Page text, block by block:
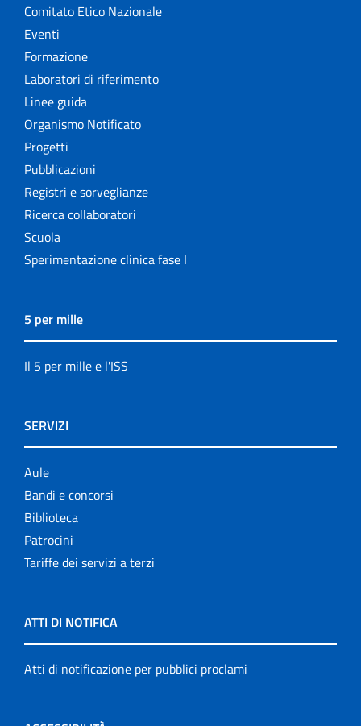
Comitato Etico Nazionale
Eventi
Formazione
Laboratori di riferimento
Linee guida
Organismo Notificato
Progetti
Pubblicazioni
Registri e sorveglianze
Ricerca collaboratori
Scuola
Sperimentazione clinica fase I
5 per mille
Il 5 per mille e l'ISS
SERVIZI
Aule
Bandi e concorsi
Biblioteca
Patrocini
Tariffe dei servizi a terzi
ATTI DI NOTIFICA
Atti di notificazione per pubblici proclami